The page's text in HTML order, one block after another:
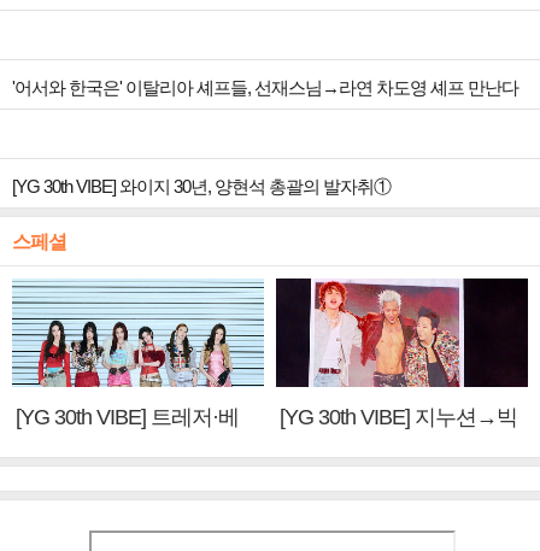
'어서와 한국은' 이탈리아 셰프들, 선재스님→라연 차도영 셰프 만난다
[YG 30th VIBE] 와이지 30년, 양현석 총괄의 발자취①
스페셜
[YG 30th VIBE] 트레저·베
[YG 30th VIBE] 지누션→빅